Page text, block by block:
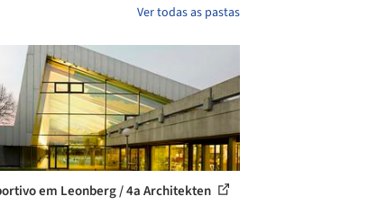
Ver todas as pastas
em Leonberg / 4a Architekten